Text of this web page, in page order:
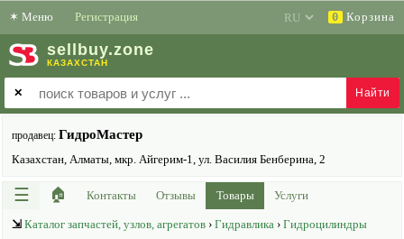
✶ Меню Регистрация 0 Корзина
sell buy.zone
КАЗАХСТАН
✕
продавец: ГидроМастер
Казахстан, Алматы, мкр. Айгерим-1, ул. Василия Бенберина, 2
☰ 🏠 Контакты Отзывы Товары Услуги
⇲ Каталог запчастей, узлов, агрегатов › Гидравлика › Гидроцилиндры